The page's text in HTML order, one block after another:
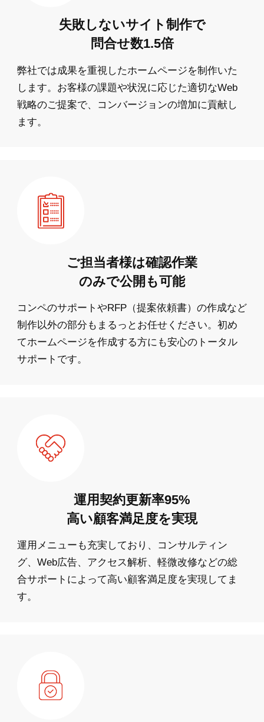
失敗しないサイト制作で
問合せ数1.5倍
弊社では成果を重視したホームページを制作いた
します。お客様の課題や状況に応じた適切なWeb
戦略のご提案で、コンバージョンの増加に貢献し
ます。
ご担当者様は確認作業
のみで公開も可能
コンペのサポートやRFP（提案依頼書）の作成など
制作以外の部分もまるっとお任せください。初め
てホームページを作成する方にも安心のトータル
サポートです。
運用契約更新率95%
高い顧客満足度を実現
運用メニューも充実しており、コンサルティン
グ、Web広告、アクセス解析、軽微改修などの総
合サポートによって高い顧客満足度を実現してま
す。